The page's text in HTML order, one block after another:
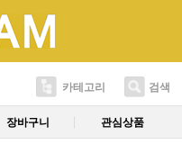
카테고리 검색
장바구니 관심상품